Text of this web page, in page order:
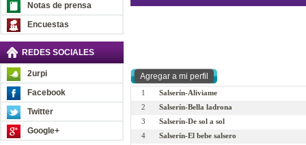
Notas de prensa
Encuestas
REDES SOCIALES
2urpi
Facebook
Twitter
Google+
1
Salserín-Aliviame
2
Salserín-Bella ladrona
3
Salserín-De sol a sol
4
Salserín-El bebe salsero